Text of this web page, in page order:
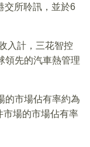
交所聆訊，並於6
入計，三花智控
領先的汽車熱管理
的市場佔有率約為
市場的市場佔有率